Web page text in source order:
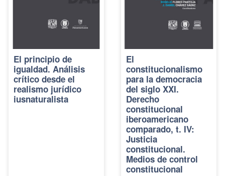
El principio de
igualdad. Análisis
crítico desde el
realismo jurídico
iusnaturalista
El
constitucionalismo
para la democracia
del siglo XXI.
Derecho
constitucional
iberoamericano
comparado, t. IV:
Justicia
constitucional.
Medios de control
constitucional